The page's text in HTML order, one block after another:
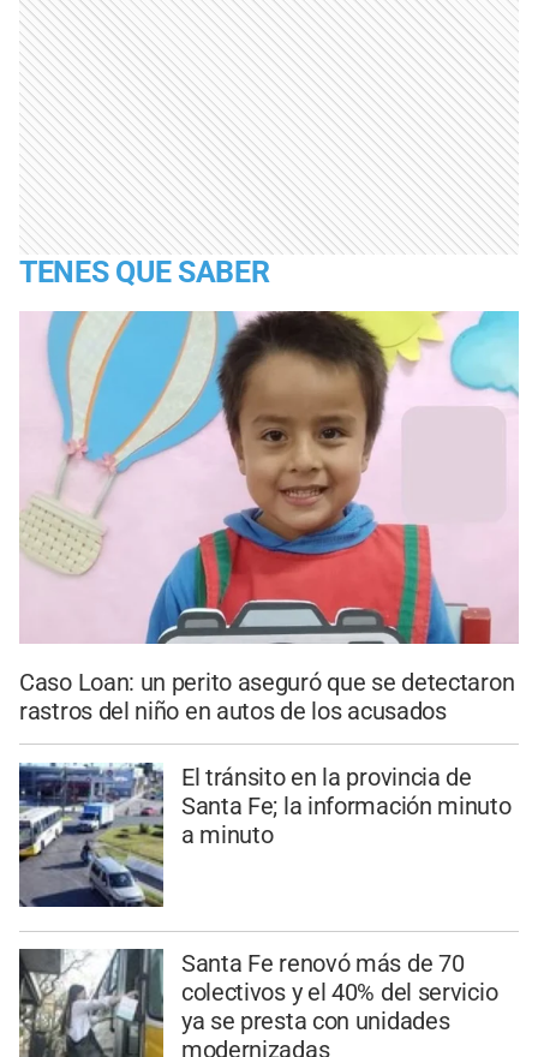
TENES QUE SABER
Caso Loan: un perito aseguró que se detectaron
rastros del niño en autos de los acusados
El tránsito en la provincia de
Santa Fe; la información minuto
a minuto
Santa Fe renovó más de 70
colectivos y el 40% del servicio
ya se presta con unidades
modernizadas